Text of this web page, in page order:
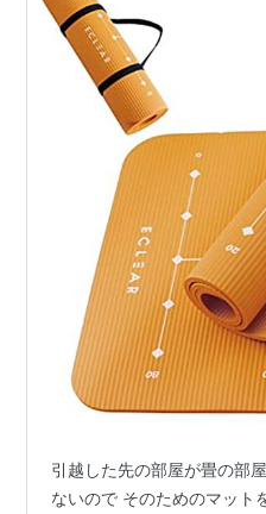
引越した先の部屋が畳の部
ないので そのためのマット